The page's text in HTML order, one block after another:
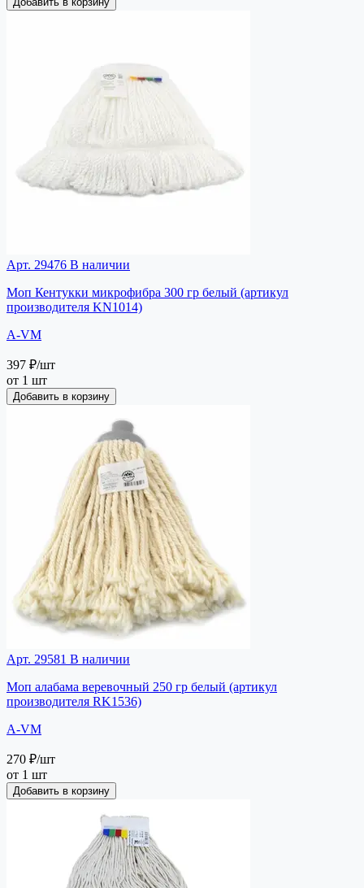
Арт. 29476 В наличии
Моп Кентукки микрофибра 300 гр белый (артикул
производителя KN1014)
A-VM
397 ₽/шт
от 1 шт
Добавить в корзину
Арт. 29581 В наличии
Моп алабама веревочный 250 гр белый (артикул
производителя RK1536)
A-VM
270 ₽/шт
от 1 шт
Добавить в корзину